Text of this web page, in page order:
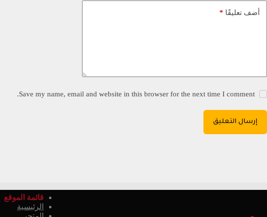
أضف تعليقًا *
Save my name, email and website in this browser for the next time I comment.
إرسال التعليق
قائمة الموقع
الرئيسية